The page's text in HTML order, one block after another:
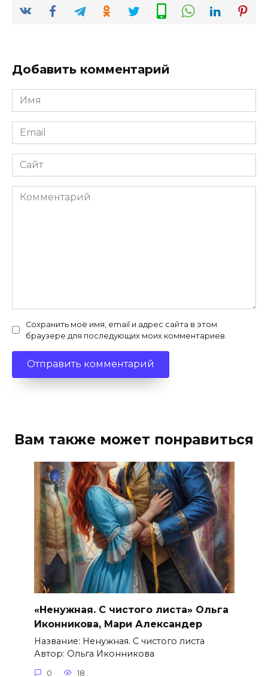
Добавить комментарий
Имя
*
Email
*
Сайт
Комментарий
Сохранить моё имя, email и адрес сайта в этом
браузере для последующих моих комментариев.
Вам также может понравиться
«Ненужная. С чистого листа» Ольга
Иконникова, Мари Александер
Название: Ненужная. С чистого листа
Автор: Ольга Иконникова
0 18